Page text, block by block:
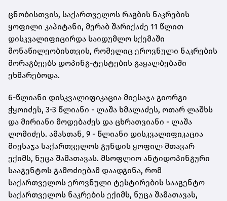
ცნობისთვის, საქართველოს რაგბის ნაკრების
ყოფილი კაპიტანი, მერაბ შარიქაძე 11 წლით
დისკვალიფიცირდა საიდუმლო სქემაში
მონაწილეობისთვის, რომელიც ეროვნული ნაკრების
მორაგბეებს დოპინგ-ტესტების გაყალბებაში
ეხმარებოდა.
6-წლიანი დისკვალიფიკაცია მიესაჯა გიორგი
ჭყოიძეს, 3-3 წლიანი - ლაშა ხმალაძეს, ოთარ ლაშხს
და მირიანი მოდებაძეს და ცხრათვიანი - ლაშა
ლომიძეს. ამასთან, 9 - წლიანი დისკვალიფიკაცია
მიესაჯა საქართველოს გუნდის ყოფილ მთავარ
ექიმს, ნუცა შამათავას. მსოფლიო ანტიდოპინგური
სააგენტოს გამოძიებამ დაადგინა, რომ
საქართველოს ეროვნული ტესტირების სააგენტო
საქართველოს ნაკრების ექიმს, ნუცა შამათავას,